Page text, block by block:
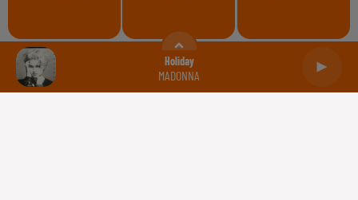
Holiday
MADONNA
Balance Scorpion